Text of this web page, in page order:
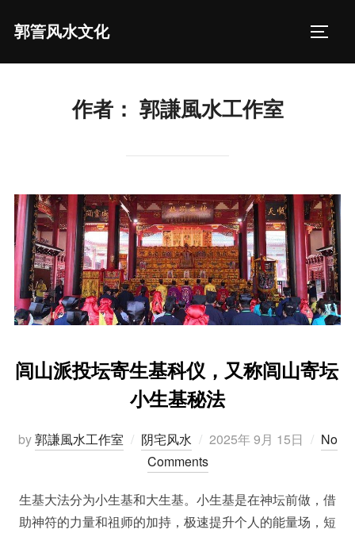
郭䇾风水文化
作者： 郭謙風水工作室
闾山派投坛寄生基科仪，又称闾山寄坛
小生基秘法
by郭謙風水工作室 阴宅风水
Posted
on
2025年 9月 15日
No
Comments
生基大法分为小生基和大生基。小生基是在神坛前做，借
助神符的力量和祖师的加持，极速提升个人的能量场，短